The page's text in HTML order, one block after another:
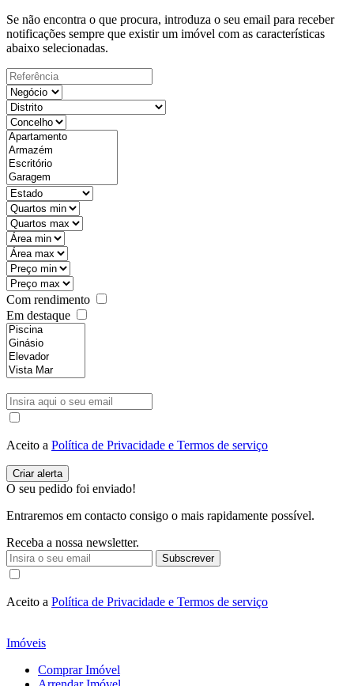
Se não encontra o que procura, introduza o seu email para receber
notificações sempre que existir um imóvel com as características
abaixo selecionadas.
Com rendimento
Em destaque
Aceito a Política de Privacidade e Termos de serviço
O seu pedido foi enviado!
Entraremos em contacto consigo o mais rapidamente possível.
Receba a nossa newsletter.
Subscrever
Aceito a Política de Privacidade e Termos de serviço
Imóveis
Comprar Imóvel